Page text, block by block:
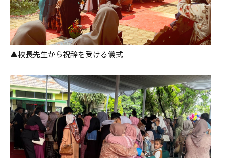
▲校長先生から祝辞を受ける儀式